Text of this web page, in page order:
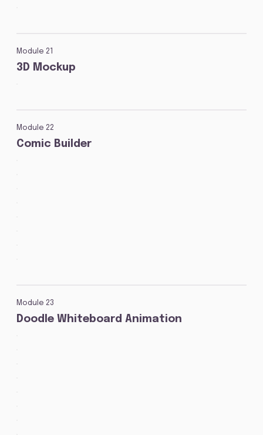
Module 21
3D Mockup
Module 22
Comic Builder
Module 23
Doodle Whiteboard Animation